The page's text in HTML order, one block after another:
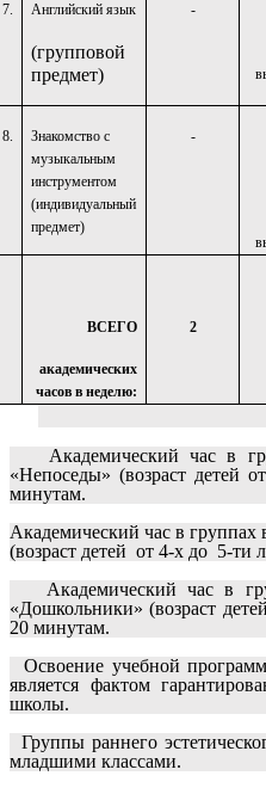
7. Английский язык
(групповой
предмет)
-
8.
Знакомство с
музыкальным
инструментом
(индивидуальный
предмет)
-
ВСЕГО
академических
часов в неделю:
2
Академический час в
«Непоседы» (возраст
минутам.
Академический час в группах
(возраст детей от 4-х до 5-ти
Академический час в
«Дошкольники» (возраст
20 минутам.
Освоение учебной
является фактом
школы.
Группы раннего
младшими классами.